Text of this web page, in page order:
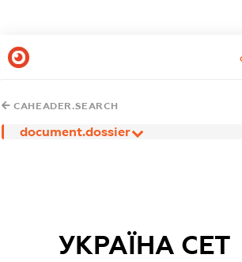
CAHEADER.SEARCH
document.dossier
УКРАЇНА СЕТ